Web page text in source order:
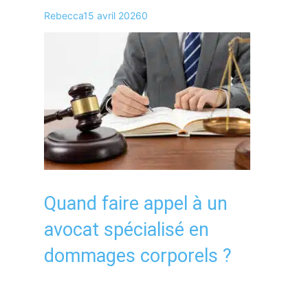
Rebecca15 avril 20260
Quand faire appel à un
avocat spécialisé en
dommages corporels ?